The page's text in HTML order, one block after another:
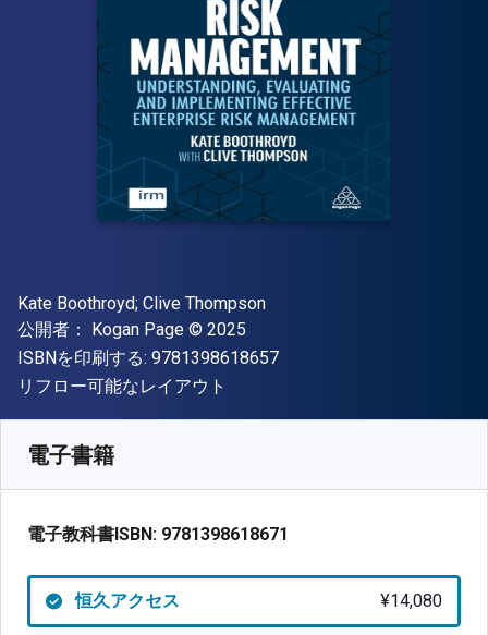
著者
Kate Boothroyd; Clive Thompson
出版社
公開者： Kogan Page 著作権
© 2025
ISBNを印刷する: 9781398618657"ISBN-13 9781398618657"
形式
リフロー可能なレイアウト
電子書籍
電子教科書ISBN: 9781398618671
恒久アクセス ¥14,080